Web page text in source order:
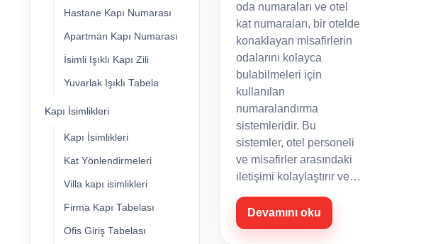
Hastane Kapı Numarası
Apartman Kapı Numarası
İsimli Işıklı Kapı Zili
Yuvarlak Işıklı Tabela
Kapı İsimlikleri
Kapı İsimlikleri
Kat Yönlendirmeleri
Villa kapı isimlikleri
Firma Kapı Tabelası
Ofis Giriş Tabelası
oda numaraları ve otel
kat numaraları, bir otelde
konaklayan misafirlerin
odalarını kolayca
bulabilmeleri için
kullanılan
numaralandırma
sistemleridir. Bu
sistemler, otel personeli
ve misafirler arasındaki
iletişimi kolaylaştırır ve…
Devamını oku